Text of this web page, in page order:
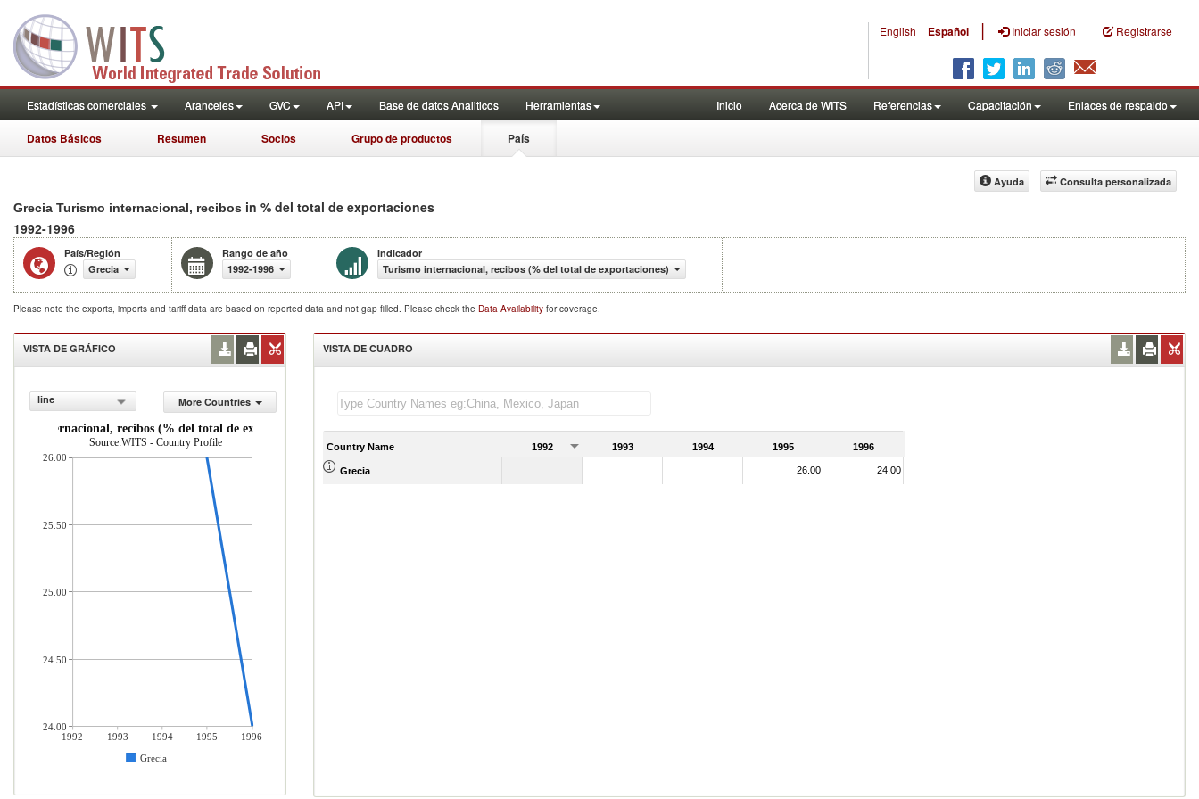
English Español | Iniciar sesión Registrarse
Estadísticas comerciales Aranceles GVC API Base de datos Analiticos Herramientas Inicio Acerca de WITS Referencias Capacitación Enlaces de respaldo
Datos Básicos Resumen Socios Grupo de productos País
Consulta personalizada
Ayuda
Grecia Turismo internacional, recibos in % del total de exportaciones
1992-1996
País/Región
Grecia
Rango de año
1992-1996
Indicador
Turismo internacional, recibos (% del total de exportaciones)
Please note the exports, imports and tariff data are based on reported data and not gap filled. Please check the Data Availability for coverage.
VISTA DE GRÁFICO
line
More Countries
internacional, recibos (% del total de exportaciones)
Source:WITS - Country Profile
1992 1993 1994 1995
1996
Grecia
26.00
25.50
25.00
24.50
24.00
VISTA DE CUADRO
Country Name 1992 1993 1994 1995 1996
Grecia 26.00 24.00